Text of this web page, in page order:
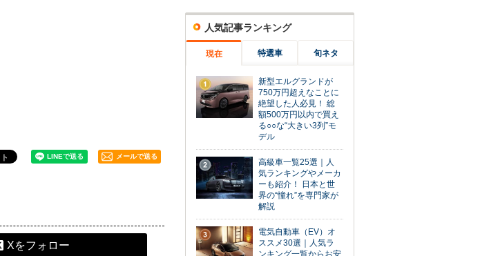
メールで送る
Xをフォロー
人気記事ランキング
現在 特選車 旬ネタ
1
新型エルグランドが
750万円超えなことに
絶望した人必見！ 総
額500万円以内で買え
る○○な“大きい3列”モ
デル
2
高級車一覧25選｜人
気ランキングやメーカ
ーも紹介！ 日本と世
界の“憧れ”を専門家が
解説
3
電気自動車（EV）オ
ススメ30選｜人気ラ
ンキング一覧からお安